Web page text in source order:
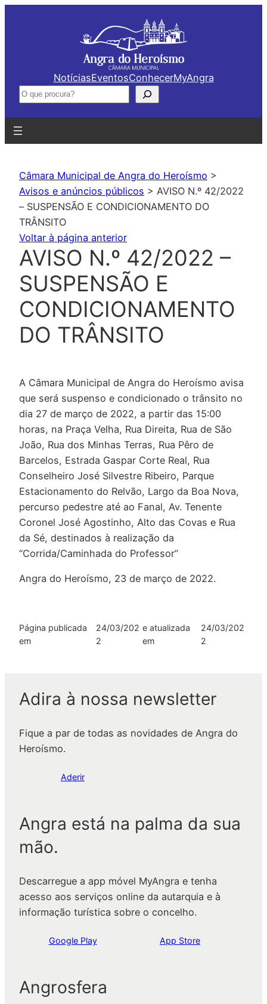
NotíciasEventosConhecerMyAngra
Pesquisar
Câmara Municipal de Angra do Heroísmo >
Avisos e anúncios públicos > AVISO N.º 42/2022
– SUSPENSÃO E CONDICIONAMENTO DO
TRÂNSITO
Voltar à página anterior
AVISO N.º 42/2022 –
SUSPENSÃO E
CONDICIONAMENTO
DO TRÂNSITO
A Câmara Municipal de Angra do Heroísmo avisa
que será suspenso e condicionado o trânsito no
dia 27 de março de 2022, a partir das 15:00
horas, na Praça Velha, Rua Direita, Rua de São
João, Rua dos Minhas Terras, Rua Pêro de
Barcelos, Estrada Gaspar Corte Real, Rua
Conselheiro José Silvestre Ribeiro, Parque
Estacionamento do Relvão, Largo da Boa Nova,
percurso pedestre até ao Fanal, Av. Tenente
Coronel José Agostinho, Alto das Covas e Rua
da Sé, destinados à realização da
“Corrida/Caminhada do Professor”
Angra do Heroísmo, 23 de março de 2022.
Página publicada
em
24/03/202
2
e atualizada
em
24/03/202
2
Adira à nossa newsletter
Fique a par de todas as novidades de Angra do
Heroísmo.
Aderir
Angra está na palma da sua
mão.
Descarregue a app móvel MyAngra e tenha
acesso aos serviços online da autarquia e à
informação turística sobre o concelho.
Google Play App Store
Angrosfera